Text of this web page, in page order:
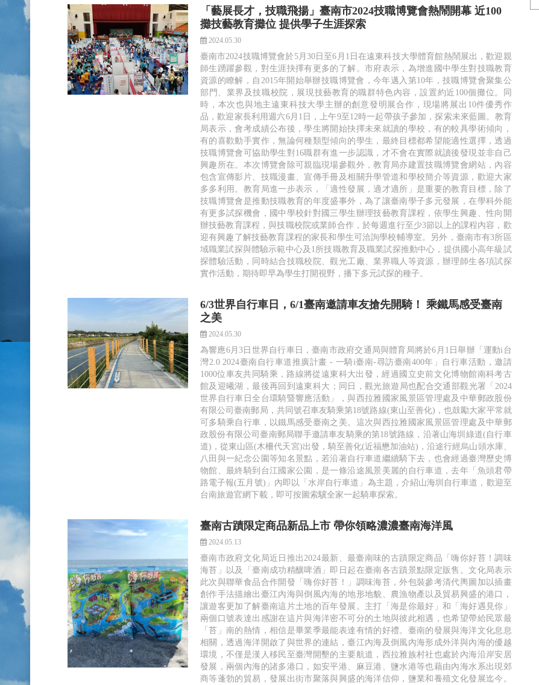
「藝展長才，技職飛揚」臺南市2024技職博覽會熱鬧開幕 近100
攤技藝教育攤位 提供學子生涯探索
2024.05.30
臺南市2024技職博覽會於5月30日至6月1日在遠東科技大學體育館熱鬧展出，歡迎親
師生踴躍參觀，對生涯抉擇有更多的了解。市府表示，為增進國中學生對技職教育
資源的瞭解，自2015年開始舉辦技職博覽會，今年邁入第10年，技職博覽會聚集公
部門、業界及技職校院，展現技藝教育的職群特色內容，設置約近100個攤位。同
時，本次也與地主遠東科技大學主辦的創意發明展合作，現場將展出10件優秀作
品，歡迎家長利用週六6月1日，上午9至12時一起帶孩子參加，探索未來藍圖。教育
局表示，會考成績公布後，學生將開始抉擇未來就讀的學校，有的較具學術傾向，
有的喜歡動手實作，無論何種類型傾向的學生，最終目標都希望能適性選擇，透過
技職博覽會可協助學生對16職群有進一步認識，才不會在實際就讀後發現並非自己
興趣所在。本次博覽會除可親臨現場參觀外，教育局亦建置技職博覽會網站，內容
包含宣傳影片、技職漫畫、宣傳手冊及相關升學管道和學校簡介等資源，歡迎大家
多多利用。教育局進一步表示，「適性發展，適才適所」是重要的教育目標，除了
技職博覽會是推動技職教育的年度盛事外，為了讓臺南學子多元發展，在學科外能
有更多試探機會，國中學校針對國三學生辦理技藝教育課程，依學生興趣、性向開
辦技藝教育課程，與技職校院或業師合作，於每週進行至少3節以上的課程內容，歡
迎有興趣了解技藝教育課程的家長和學生可洽詢學校輔導室。另外，臺南市有3所區
域職業試探與體驗示範中心及1所技職教育及職業試探推動中心，提供國小高年級試
探體驗活動，同時結合技職校院、觀光工廠、業界職人等資源，辦理師生各項試探
實作活動，期待即早為學生打開視野，播下多元試探的種子。
6/3世界自行車日，6/1臺南邀請車友搶先開騎！ 乘鐵馬感受臺南
之美
2024.05.30
為響應6月3日世界自行車日，臺南市政府交通局與體育局將於6月1日舉辦「運動i台
灣2.0 2024臺南自行車道推廣計畫 - 一騎i臺南-尋訪臺南400年」自行車活動，邀請
1000位車友共同騎乘，路線將從遠東科大出發，經過國立史前文化博物館南科考古
館及迎曦湖，最後再回到遠東科大；同日，觀光旅遊局也配合交通部觀光署「2024
世界自行車日全台環騎暨響應活動」，與西拉雅國家風景區管理處及中華郵政股份
有限公司臺南郵局，共同號召車友騎乘第18號路線(東山至善化)，也鼓勵大家平常就
可多騎乘自行車，以鐵馬感受臺南之美。這次與西拉雅國家風景區管理處及中華郵
政股份有限公司臺南郵局聯手邀請車友騎乘的第18號路線，沿著山海圳綠道(自行車
道)，從東山區(木柵代天宮)出發，騎至善化(近福懋加油站)，沿途行經烏山頭水庫、
八田與一紀念公園等知名景點，若沿著自行車道繼續騎下去，也會經過臺灣歷史博
物館、最終騎到台江國家公園，是一條沿途風景美麗的自行車道，去年「魚頭君帶
路電子報(五月號)」內即以「水岸自行車道」為主題，介紹山海圳自行車道，歡迎至
台南旅遊官網下載，即可按圖索驥全家一起騎車探索。
臺南古蹟限定商品新品上市 帶你領略濃濃臺南海洋風
2024.05.13
臺南市政府文化局近日推出2024最新、最臺南味的古蹟限定商品「嗨你好苔！調味
海苔」以及「臺南成功精釀啤酒」即日起在臺南各古蹟景點限定販售。文化局表示
此次與聯華食品合作開發「嗨你好苔！」調味海苔，外包裝參考清代輿圖加以插畫
創作手法描繪出臺江內海與倒風內海的地形地貌、農漁物產以及貿易興盛的港口，
讓遊客更加了解臺南這片土地的百年發展。主打「海是你最好」和「海好遇見你」
兩個口號表達出感謝在這片與海洋密不可分的土地與彼此相遇，也希望帶給民眾最
「苔」南的熱情，相信是畢業季最能表達有情的好禮。臺南的發展與海洋文化息息
相關，透過海洋開啟了與世界的連結，臺江內海及倒風內海形成外洋與內海的優越
環境，不僅是漢人移民至臺灣開墾的主要航道，西拉雅族村社也處於內海沿岸安居
發展，兩個內海的諸多港口，如安平港、麻豆港、鹽水港等也藉由內海水系出現郊
商等蓬勃的貿易，發展出街市聚落與興盛的海洋信仰，鹽業和養殖文化發展迄今。